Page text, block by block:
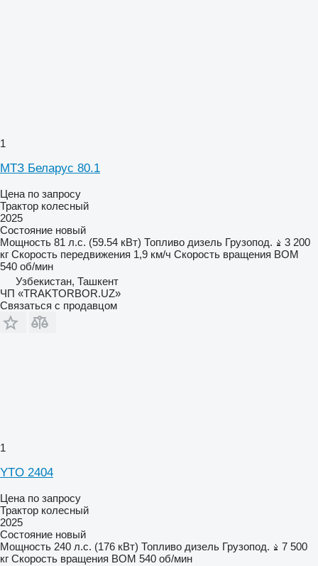
1
МТЗ Беларус 80.1
Цена по запросу
Трактор колесный
2025
Состояние новый
Мощность 81 л.с. (59.54 кВт) Топливо дизель Грузопод.
3 200
кг Скорость передвижения 1,9 км/ч Скорость вращения ВОМ
540 об/мин
Узбекистан, Ташкент
ЧП «TRAKTORBOR.UZ»
Связаться с продавцом
1
YTO 2404
Цена по запросу
Трактор колесный
2025
Состояние новый
Мощность 240 л.с. (176 кВт) Топливо дизель Грузопод.
7 500
кг Скорость вращения ВОМ 540 об/мин